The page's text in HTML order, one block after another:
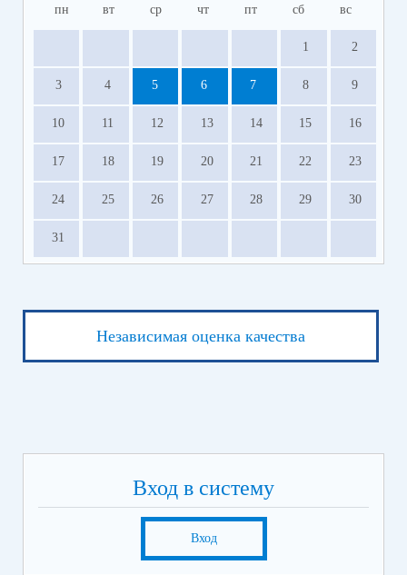
пн вт ср чт пт сб вс
1 2
3 4 5 6 7 8 9
10 11 12 13 14 15 16
17 18 19 20 21 22 23
24 25 26 27 28 29 30
31
Независимая оценка качества
Вход в систему
Вход